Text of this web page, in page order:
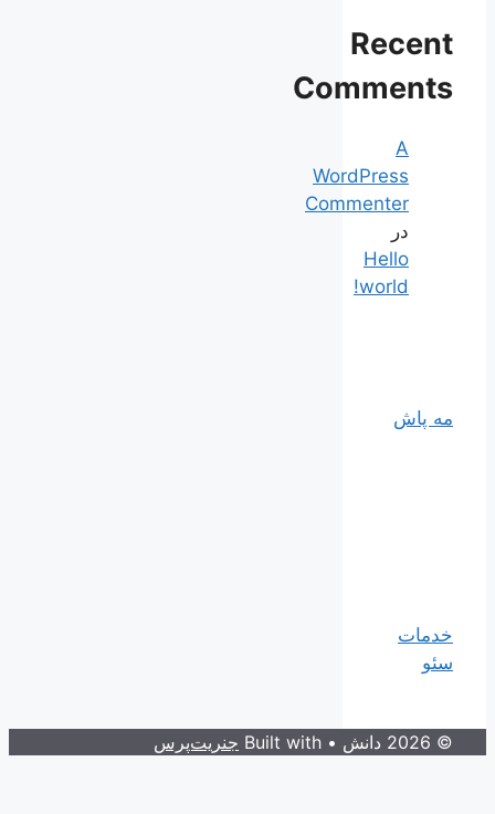
Recent
Comments
A
WordPress
Commenter
در
Hello
world!
مه پاش
خدمات
سئو
© 2026 دانش • Built with جنریت‌پرس